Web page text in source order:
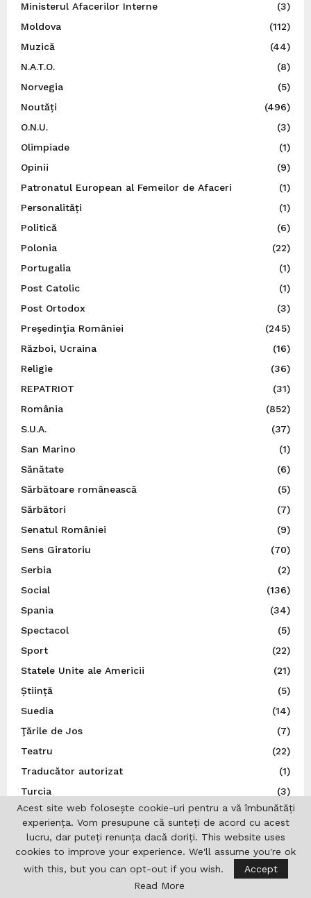
Ministerul Afacerilor Interne
(3)
Moldova
(112)
Muzică
(44)
N.A.T.O.
(8)
Norvegia
(5)
Noutăți
(496)
O.N.U.
(3)
Olimpiade
(1)
Opinii
(9)
Patronatul European al Femeilor de Afaceri
(1)
Personalități
(1)
Politică
(6)
Polonia
(22)
Portugalia
(1)
Post Catolic
(1)
Post Ortodox
(3)
Preşedinţia României
(245)
Război, Ucraina
(16)
Religie
(36)
REPATRIOT
(31)
România
(852)
S.U.A.
(37)
San Marino
(1)
Sănătate
(6)
Sărbătoare românească
(5)
Sărbători
(7)
Senatul României
(9)
Sens Giratoriu
(70)
Serbia
(2)
Social
(136)
Spania
(34)
Spectacol
(5)
Sport
(22)
Statele Unite ale Americii
(21)
Știință
(5)
Suedia
(14)
Ţările de Jos
(7)
Teatru
(22)
Traducător autorizat
(1)
Turcia
(3)
Ucraina
(9)
Uncategorized
UNESCO
(3)
Ungaria
(10)
Acest site web folosește cookie-uri pentru a vă îmbunătăți
experiența. Vom presupune că sunteți de acord cu acest
lucru, dar puteți renunța dacă doriți. This website uses
cookies to improve your experience. We'll assume you're ok
with this, but you can opt-out if you wish.
Accept
Read More